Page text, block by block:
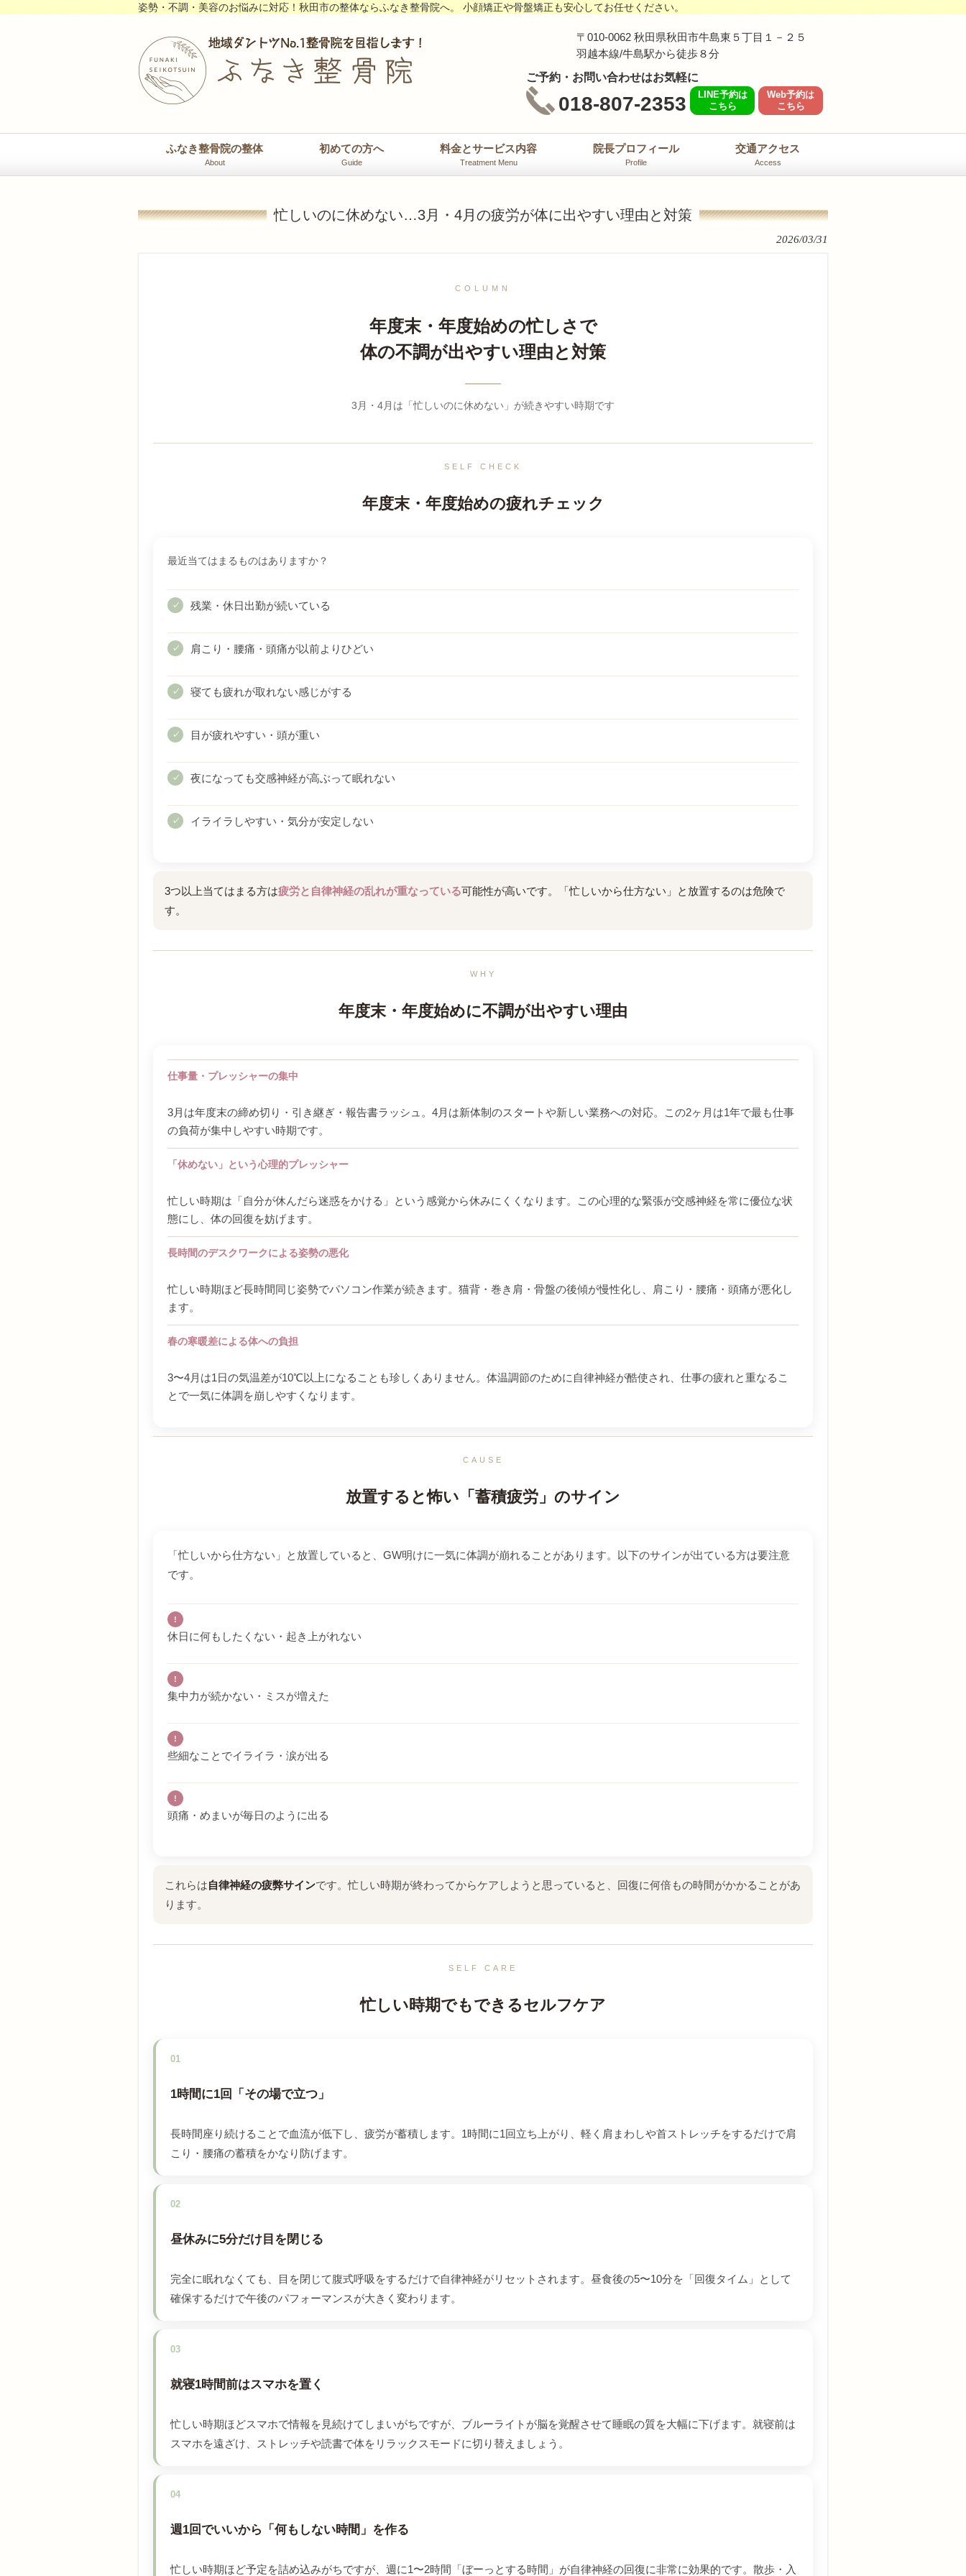
姿勢・不調・美容のお悩みに対応！秋田市の整体ならふなき整骨院へ。 小顔矯正や骨盤矯正も安心してお任せください。
〒010-0062 秋田県秋田市牛島東５丁目１－２５
羽越本線/牛島駅から徒歩８分
ご予約・お問い合わせはお気軽に
018-807-2353
LINE予約は
こちら
Web予約は
こちら
ふなき整骨院の整体
About
初めての方へ
Guide
料金とサービス内容
Treatment Menu
院長プロフィール
Profile
交通アクセス
Access
忙しいのに休めない…3月・4月の疲労が体に出やすい理由と対策
2026/03/31
COLUMN
年度末・年度始めの忙しさで
体の不調が出やすい理由と対策
3月・4月は「忙しいのに休めない」が続きやすい時期です
SELF CHECK
年度末・年度始めの疲れチェック
最近当てはまるものはありますか？
✓ 残業・休日出勤が続いている
✓ 肩こり・腰痛・頭痛が以前よりひどい
✓ 寝ても疲れが取れない感じがする
✓ 目が疲れやすい・頭が重い
✓ 夜になっても交感神経が高ぶって眠れない
✓ イライラしやすい・気分が安定しない
3つ以上当てはまる方は疲労と自律神経の乱れが重なっている可能性が高いです。「忙しいから仕方ない」と放置するのは危険で
す。
WHY
年度末・年度始めに不調が出やすい理由
仕事量・プレッシャーの集中
3月は年度末の締め切り・引き継ぎ・報告書ラッシュ。4月は新体制のスタートや新しい業務への対応。この2ヶ月は1年で最も仕事
の負荷が集中しやすい時期です。
「休めない」という心理的プレッシャー
忙しい時期は「自分が休んだら迷惑をかける」という感覚から休みにくくなります。この心理的な緊張が交感神経を常に優位な状
態にし、体の回復を妨げます。
長時間のデスクワークによる姿勢の悪化
忙しい時期ほど長時間同じ姿勢でパソコン作業が続きます。猫背・巻き肩・骨盤の後傾が慢性化し、肩こり・腰痛・頭痛が悪化し
ます。
春の寒暖差による体への負担
3〜4月は1日の気温差が10℃以上になることも珍しくありません。体温調節のために自律神経が酷使され、仕事の疲れと重なるこ
とで一気に体調を崩しやすくなります。
CAUSE
放置すると怖い「蓄積疲労」のサイン
「忙しいから仕方ない」と放置していると、GW明けに一気に体調が崩れることがあります。以下のサインが出ている方は要注意
です。
!
休日に何もしたくない・起き上がれない
!
集中力が続かない・ミスが増えた
!
些細なことでイライラ・涙が出る
!
頭痛・めまいが毎日のように出る
これらは自律神経の疲弊サインです。忙しい時期が終わってからケアしようと思っていると、回復に何倍もの時間がかかることがあ
ります。
SELF CARE
忙しい時期でもできるセルフケア
01
1時間に1回「その場で立つ」
長時間座り続けることで血流が低下し、疲労が蓄積します。1時間に1回立ち上がり、軽く肩まわしや首ストレッチをするだけで肩
こり・腰痛の蓄積をかなり防げます。
02
昼休みに5分だけ目を閉じる
完全に眠れなくても、目を閉じて腹式呼吸をするだけで自律神経がリセットされます。昼食後の5〜10分を「回復タイム」として
確保するだけで午後のパフォーマンスが大きく変わります。
03
就寝1時間前はスマホを置く
忙しい時期ほどスマホで情報を見続けてしまいがちですが、ブルーライトが脳を覚醒させて睡眠の質を大幅に下げます。就寝前は
スマホを遠ざけ、ストレッチや読書で体をリラックスモードに切り替えましょう。
04
週1回でいいから「何もしない時間」を作る
忙しい時期ほど予定を詰め込みがちですが、週に1〜2時間「ぼーっとする時間」が自律神経の回復に非常に効果的です。散歩・入